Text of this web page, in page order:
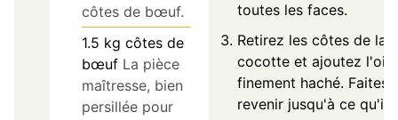
côtes de bœuf.
1.5 kg côtes de
bœuf La pièce
maîtresse, bien
persillée pour
toutes les faces.
Retirez les côtes de la
cocotte et ajoutez
finement haché. Faites
revenir jusqu'à ce qu'il